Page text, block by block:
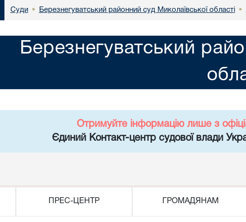
Суди • Березнегуватський районний суд Миколаївської області •
Березнегуватський
Отримуйте інформацію лише з
Єдиний Контакт-центр судової влади
ПРЕС-ЦЕНТР ГРОМАДЯНАМ